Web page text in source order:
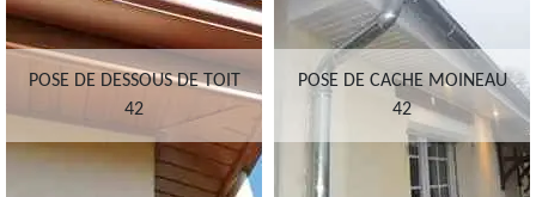
POSE DE DESSOUS DE TOIT
42
POSE DE CACHE MOINEAU
42